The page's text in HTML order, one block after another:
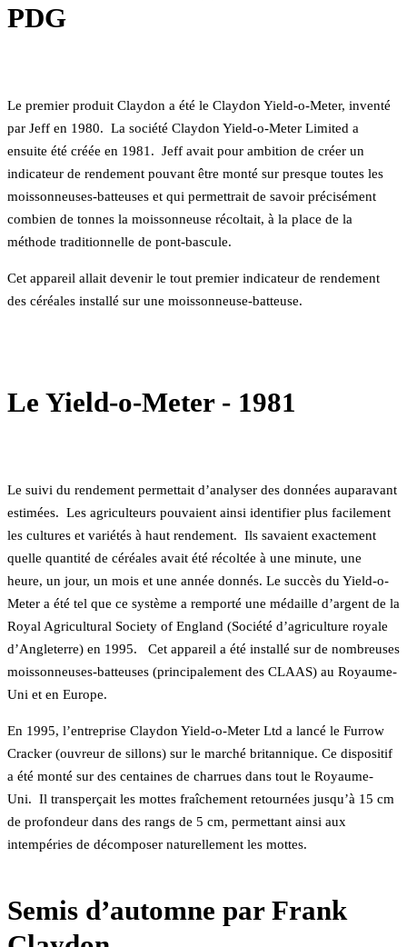
Le premier produit Claydon a été le Claydon Yield-o-Meter, inventé
par Jeff en 1980. La société Claydon Yield-o-Meter Limited a
ensuite été créée en 1981. Jeff avait pour ambition de créer un
indicateur de rendement pouvant être monté sur presque toutes les
moissonneuses-batteuses et qui permettrait de savoir précisément
combien de tonnes la moissonneuse récoltait, à la place de la
méthode traditionnelle de pont-bascule.
Cet appareil allait devenir le tout premier indicateur de rendement
des céréales installé sur une moissonneuse-batteuse.
PDG
Le suivi du rendement permettait d’analyser des données auparavant
estimées. Les agriculteurs pouvaient ainsi identifier plus facilement
les cultures et variétés à haut rendement. Ils savaient exactement
quelle quantité de céréales avait été récoltée à une minute, une
heure, un jour, un mois et une année donnés. Le succès du Yield-o-
Meter a été tel que ce système a remporté une médaille d’argent de la
Royal Agricultural Society of England (Société d’agriculture royale
d’Angleterre) en 1995. Cet appareil a été installé sur de nombreuses
moissonneuses-batteuses (principalement des CLAAS) au Royaume-
Uni et en Europe.
En 1995, l’entreprise Claydon Yield-o-Meter Ltd a lancé le Furrow
Cracker (ouvreur de sillons) sur le marché britannique. Ce dispositif
a été monté sur des centaines de charrues dans tout le Royaume-
Uni. Il transperçait les mottes fraîchement retournées jusqu’à 15 cm
de profondeur dans des rangs de 5 cm, permettant ainsi aux
intempéries de décomposer naturellement les mottes.
Le Yield-o-Meter - 1981
Semis d’automne par Frank